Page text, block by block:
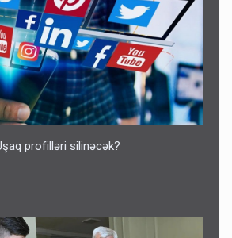
profilləri silinəcək?